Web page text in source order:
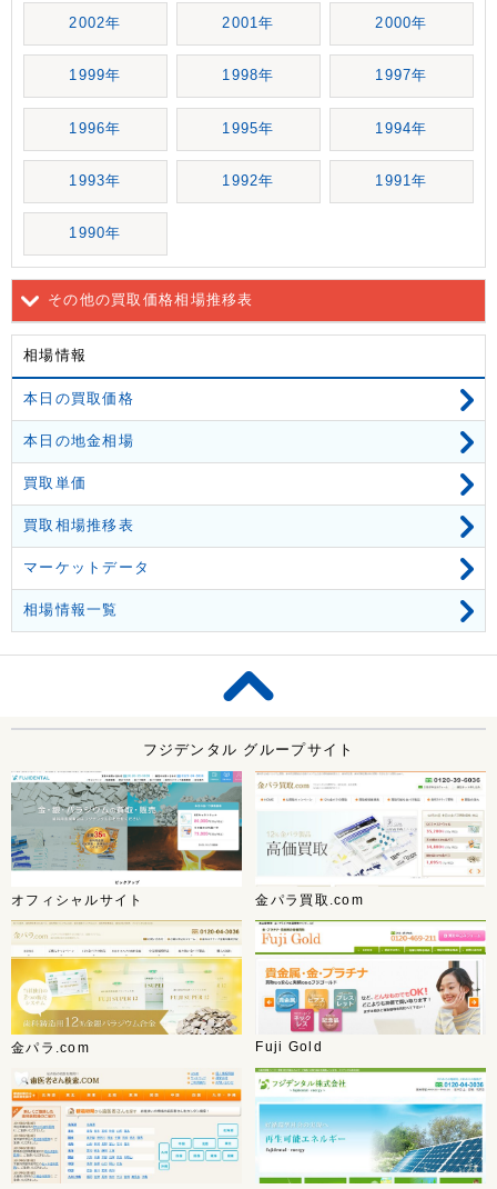
2002年 2001年 2000年
1999年 1998年 1997年
1996年 1995年 1994年
1993年 1992年 1991年
1990年
その他の買取価格相場推移表
相場情報
本日の買取価格
本日の地金相場
買取単価
買取相場推移表
マーケットデータ
相場情報一覧
フジデンタル グループサイト
オフィシャルサイト 金パラ買取.com
金パラ.com Fuji Gold